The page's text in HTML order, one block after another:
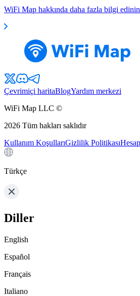
WiFi Map hakkında daha fazla bilgi edinin
Çevrimiçi haritaBlogYardım merkezi
WiFi Map LLC ©
2026 Tüm hakları saklıdır
Kullanım KoşullarıGizlilik Politikası
Türkçe
Diller
English
Español
Français
Italiano